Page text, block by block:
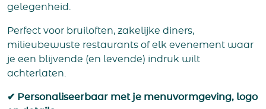
gelegenheid.
Perfect voor bruiloften, zakelijke diners,
milieubewuste restaurants of elk evenement waar
je een blijvende (en levende) indruk wilt
achterlaten.
✔ Personaliseerbaar met je menuvormgeving, logo